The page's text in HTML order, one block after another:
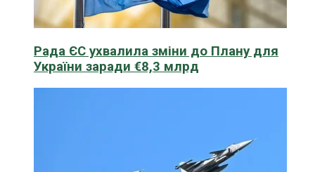
Рада ЄС ухвалила зміни до Плану для
України заради €8,3 млрд